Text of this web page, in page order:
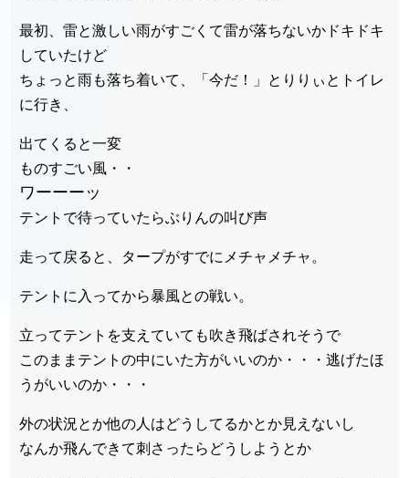
最初、雷と激しい雨がすごくて雷が落ちないかドキドキ
していたけど
ちょっと雨も落ち着いて、「今だ！」とりりぃとトイレ
に行き、
出てくると一変
ものすごい風・・
ワーーーッ
テントで待っていたらぶりんの叫び声
走って戻ると、タープがすでにメチャメチャ。
テントに入ってから暴風との戦い。
立ってテントを支えていても吹き飛ばされそうで
このままテントの中にいた方がいいのか・・・逃げたほ
うがいいのか・・・
外の状況とか他の人はどうしてるかとか見えないし
なんか飛んできて刺さったらどうしようとか